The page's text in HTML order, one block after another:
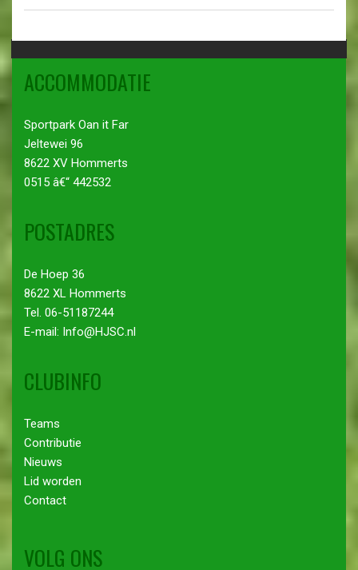
ACCOMMODATIE
Sportpark Oan it Far
Jeltewei 96
8622 XV Hommerts
0515 â€“ 442532
POSTADRES
De Hoep 36
8622 XL Hommerts
Tel. 06-51187244
E-mail: Info@HJSC.nl
CLUBINFO
Teams
Contributie
Nieuws
Lid worden
Contact
VOLG ONS